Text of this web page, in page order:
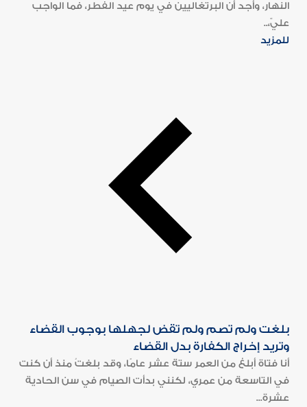
النهار، وأجد أن البرتغاليين في يوم عيد الفطر، فما الواجب
عليّ،..
للمزيد
بلغت ولم تصم ولم تقض لجهلها بوجوب القضاء
وتريد إخراج الكفارة بدل القضاء
أنا فتاة أبلغ من العمر ستة عشر عامًا، وقد بلغتُ منذ أن كنت
في التاسعة من عمري، لكنني بدأت الصيام في سن الحادية
عشرة...